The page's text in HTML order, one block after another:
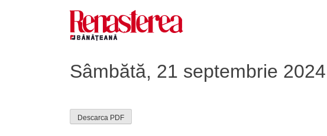
Sâmbătă, 21 septembrie 2024
Descarca PDF